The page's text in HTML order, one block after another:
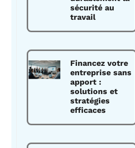
sécurité au
travail
Financez votre
entreprise sans
apport :
solutions et
stratégies
efficaces